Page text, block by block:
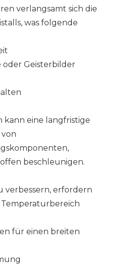
verlangsamt sich die
was folgende
Geisterbilder
kann eine langfristige
beschleunigen.
verbessern, erfordern
Temperaturbereich
für einen breiten